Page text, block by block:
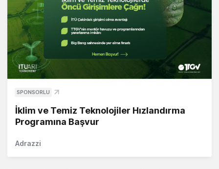
SPONSORLU
İklim ve Temiz Teknolojiler Hızlandırma
Programına Başvur
Adrazzi